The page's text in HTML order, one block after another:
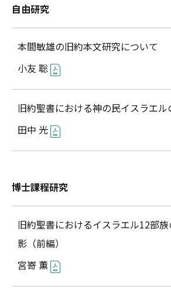
自由研究
本間敏雄の旧約本文研究について
小友 聡
旧約聖書における神の民イスラエル
田中 光
博士課程研究
旧約聖書におけるイスラエル12部
影（前編）
宮嵜 薫